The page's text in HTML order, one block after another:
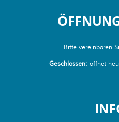
Bitte vereinbaren
Klicken, um weitere
Geschlossen: öffnet